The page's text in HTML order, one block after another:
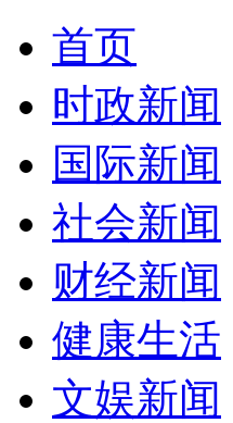
首页
时政新闻
国际新闻
社会新闻
财经新闻
健康生活
文娱新闻